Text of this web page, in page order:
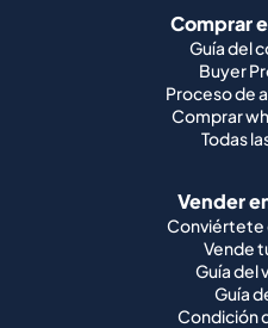
Comprar
Guía del
Buyer
Proceso de
Comprar
Todas
Vender
Conviértete
Vende
Guía del
Guía
Condición